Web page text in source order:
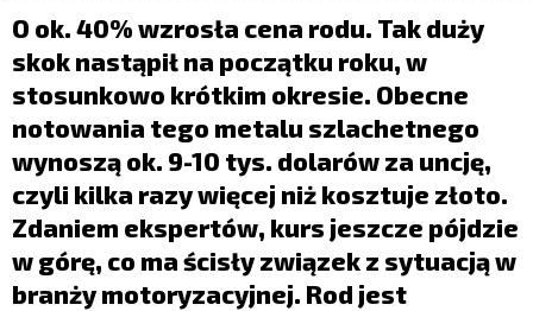
LIFESTYLE
OPINIE I KOMENTARZE
O ok. 40% wzrosła cena rodu. Tak duży
skok nastąpił na początku roku, w
stosunkowo krótkim okresie. Obecne
notowania tego metalu szlachetnego
wynoszą ok. 9-10 tys. dolarów za uncję,
czyli kilka razy więcej niż kosztuje złoto.
Zdaniem ekspertów, kurs jeszcze pójdzie
w górę, co ma ścisły związek z sytuacją w
branży motoryzacyjnej. Rod jest